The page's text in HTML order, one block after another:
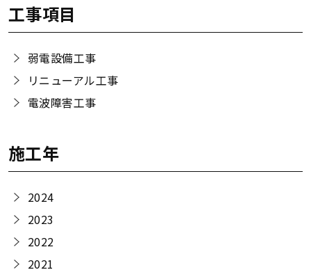
工事項目
弱電設備工事
リニューアル工事
電波障害工事
施工年
2024
2023
2022
2021